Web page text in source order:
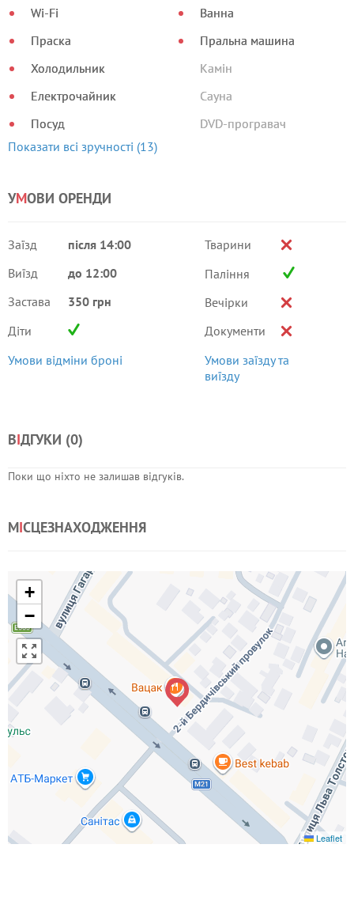
Wi-Fi
Праска
Холодильник
Електрочайник
Посуд
Ванна
Пральна машина
Камін
Сауна
DVD-програвач
Показати всі зручності (13)
УМОВИ ОРЕНДИ
Заїзд
після 14:00
Виїзд
до 12:00
Застава
350 грн
Діти
Умови відміни броні
Тварини
Паління
Вечірки
Документи
Умови заїзду та
виїзду
ВІДГУКИ (0)
Поки що ніхто не залишав відгуків.
МІСЦЕЗНАХОДЖЕННЯ
+
−
Leaflet